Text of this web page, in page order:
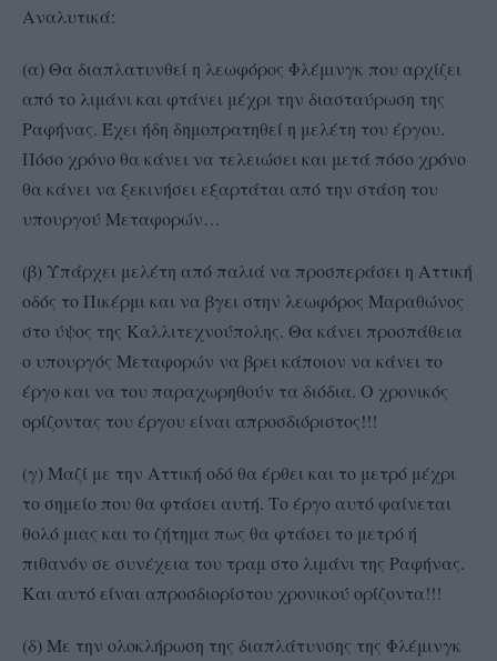
Αναλυτικά:
(α) Θα διαπλατυνθεί η λεωφόρος Φλέμινγκ που αρχίζει
από το λιμάνι και φτάνει μέχρι την διασταύρωση της
Ραφήνας. Έχει ήδη δημοπρατηθεί η μελέτη του έργου.
Πόσο χρόνο θα κάνει να τελειώσει και μετά πόσο χρόνο
θα κάνει να ξεκινήσει εξαρτάται από την στάση του
υπουργού Μεταφορών…
(β) Υπάρχει μελέτη από παλιά να προσπεράσει η Αττική
οδός το Πικέρμι και να βγει στην λεωφόρος Μαραθώνος
στο ύψος της Καλλιτεχνούπολης. Θα κάνει προσπάθεια
ο υπουργός Μεταφορών να βρει κάποιον να κάνει το
έργο και να του παραχωρηθούν τα διόδια. Ο χρονικός
ορίζοντας του έργου είναι απροσδιόριστος!!!
(γ) Μαζί με την Αττική οδό θα έρθει και το μετρό μέχρι
το σημείο που θα φτάσει αυτή. Το έργο αυτό φαίνεται
θολό μιας και το ζήτημα πως θα φτάσει το μετρό ή
πιθανόν σε συνέχεια του τραμ στο λιμάνι της Ραφήνας.
Και αυτό είναι απροσδιορίστου χρονικού ορίζοντα!!!
(δ) Με την ολοκλήρωση της διαπλάτυνσης της Φλέμινγκ